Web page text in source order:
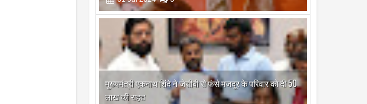
मुख्यमंत्री एकनाथ शिंदे ने जेसीबी से फंसे मजदूर के परिवार को दी 50
लाख की राहत